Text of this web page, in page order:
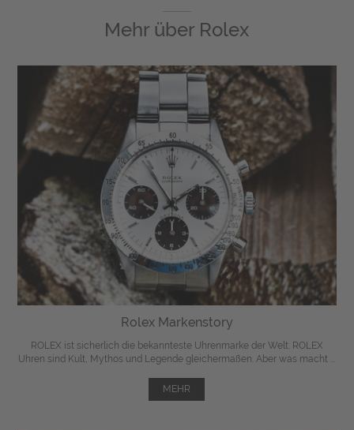
Mehr über Rolex
Rolex Markenstory
ROLEX ist sicherlich die bekannteste Uhrenmarke der Welt. ROLEX
Uhren sind Kult, Mythos und Legende gleichermaßen. Aber was macht ...
MEHR